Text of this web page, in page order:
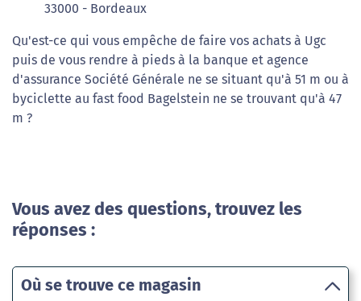
33000 - Bordeaux
Qu'est-ce qui vous empêche de faire vos achats à Ugc
puis de vous rendre à pieds à la banque et agence
d'assurance Société Générale ne se situant qu'à 51 m ou à
byciclette au fast food Bagelstein ne se trouvant qu'à 47
m ?
Vous avez des questions, trouvez les
réponses :
Où se trouve ce magasin